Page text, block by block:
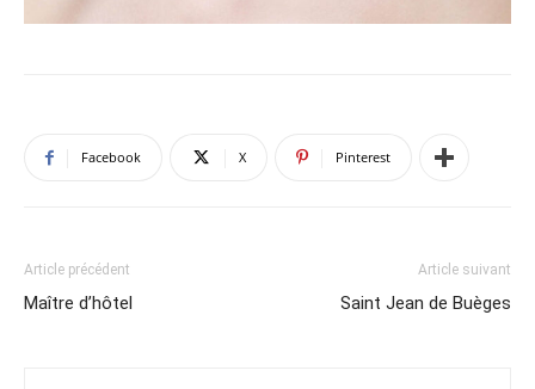
Facebook X Pinterest
Article précédent
Maître d’hôtel
Article suivant
Saint Jean de Buèges